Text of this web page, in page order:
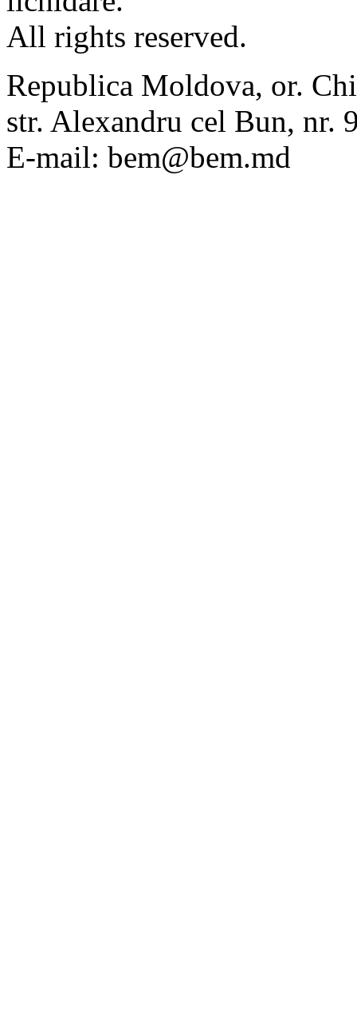
All rights reserved.
Republica Moldova, or.
str. Alexandru cel Bun, nr.
E-mail: bem@bem.md